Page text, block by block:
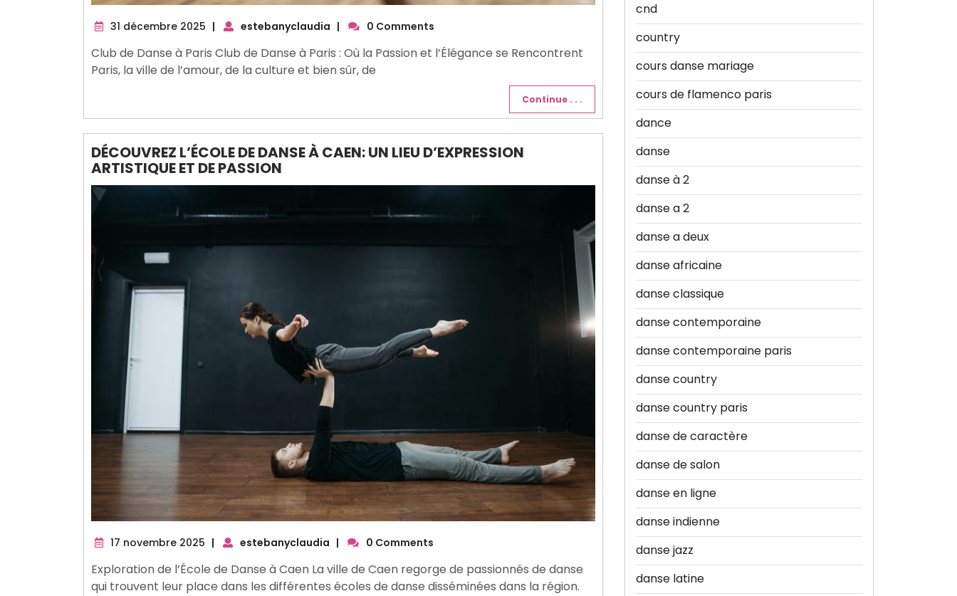
31 décembre 2025 31
2025
| estebanyclaudia | 0 Comments
Club de Danse à Paris Club de Danse à Paris : Où la Passion et l’Élégance se Rencontrent
Paris, la ville de l’amour, de la culture et bien sûr, de
Continue . . .
DÉCOUVREZ L’ÉCOLE DE DANSE À CAEN: UN LIEU D’EXPRESSION
ARTISTIQUE ET DE PASSION
17 novembre 2025 17
2025
| estebanyclaudia | 0 Comments
Exploration de l’École de Danse à Caen La ville de Caen regorge de passionnés de danse
qui trouvent leur place dans les différentes écoles de danse disséminées dans la région.
cnd
country
cours danse mariage
cours de flamenco paris
dance
danse
danse à 2
danse a 2
danse a deux
danse africaine
danse classique
danse contemporaine
danse contemporaine paris
danse country
danse country paris
danse de caractère
danse de salon
danse en ligne
danse indienne
danse jazz
danse latine